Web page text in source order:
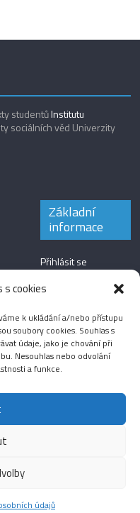
s cookies
k ukládání a/nebo přístupu
soubory cookies. Souhlas s
údaje, jako je chování při
Nesouhlas nebo odvolání
a funkce.
údajů
studentůInstitutu
sociálních věd Univerzity
Základní
informace
Přihlásit se
Zdroj kanálů
Kanál komentářů
Česká lokalizace
. All rights reserved.
. Drevet av